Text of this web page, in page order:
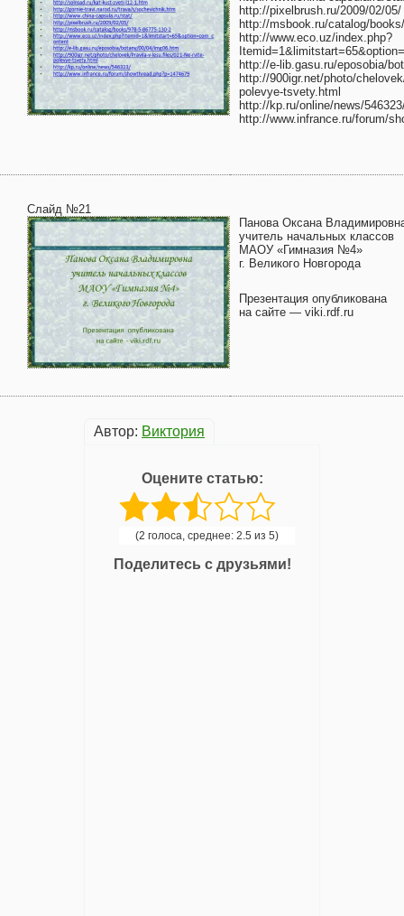
http://pixelbrush.ru/2009/02/05/
http://msbook.ru/catalog/
http://www.eco.uz/index.php?
http://e-lib.gasu.ru/eposobia/
http://900igr.net/photo/
polevye-tsvety.html
http://kp.ru/online/news/
http://www.infrance.ru/forum/
Слайд №21
Панова Оксана
учитель начальных классов
МАОУ «Гимназия №4»
г. Великого Новгорода
Презентация опубликована
на сайте — viki.rdf.ru
Автор: Виктория
Оцените статью:
(2 голоса, среднее: 2.5 из 5)
Поделитесь с друзьями!